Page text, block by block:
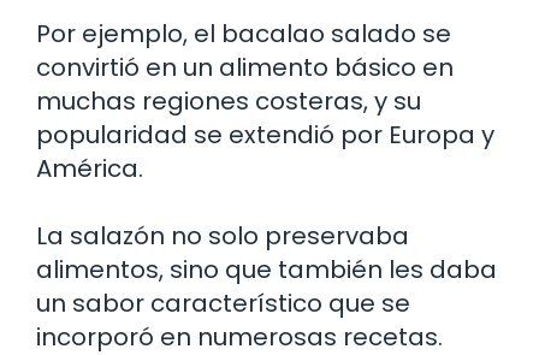
Por ejemplo, el bacalao salado se
convirtió en un alimento básico en
muchas regiones costeras, y su
popularidad se extendió por Europa y
América.
La salazón no solo preservaba
alimentos, sino que también les daba
un sabor característico que se
incorporó en numerosas recetas.